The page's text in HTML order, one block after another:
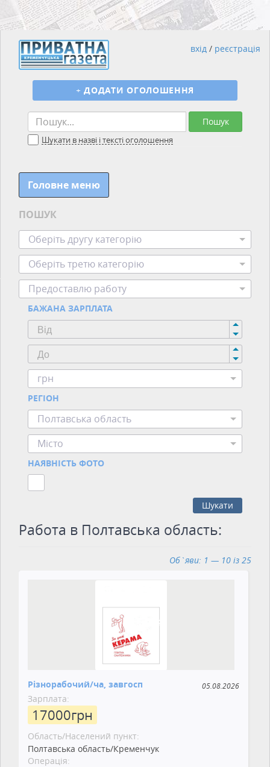
Пошук
Шукати в назві і тексті оголошення
+ ДОДАТИ ОГОЛОШЕННЯ
вхід / реєстрація
Головне меню
ПОШУК
Оберіть другу категорію
Оберіть третю категорію
Предоставлю работу
БАЖАНА ЗАРПЛАТА
грн
РЕГІОН
Полтавська область
Місто
НАЯВНІСТЬ ФОТО
Шукати
Работа в Полтавська область:
Об`яви: 1 — 10 із 25
Різнорабочий/ча, завгосп 05.08.2026
Зарплата:
17000грн
Область/Населений пункт:
Полтавська область/Кременчук
Операція: